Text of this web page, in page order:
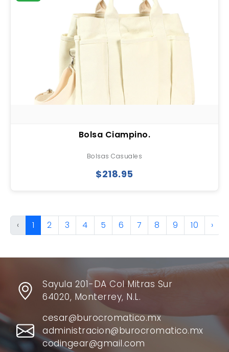
Bolsa Ciampino.
Bolsas Casuales
$218.95
‹ 1 2 3 4 5 6 7 8 9 10 ›
Sayula 201-DA Col Mitras Sur
64020, Monterrey, N.L.
cesar@burocromatico.mx
administracion@burocromatico.mx
codingear@gmail.com